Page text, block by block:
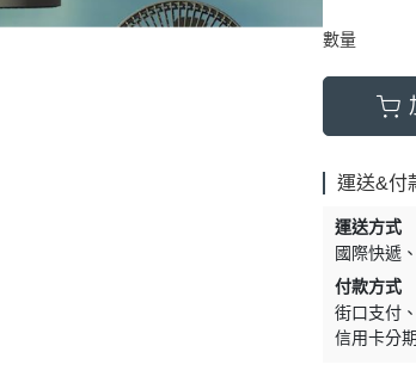
數量
運送&付
運送方式
國際快遞
付款方式
街口支付
信用卡分